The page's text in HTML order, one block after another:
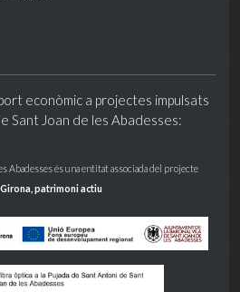
econòmic a projectes impulsats
Sant Joan de les Abadesses:
Abadesses és una entitat associada del projecte
patrimoni actiu